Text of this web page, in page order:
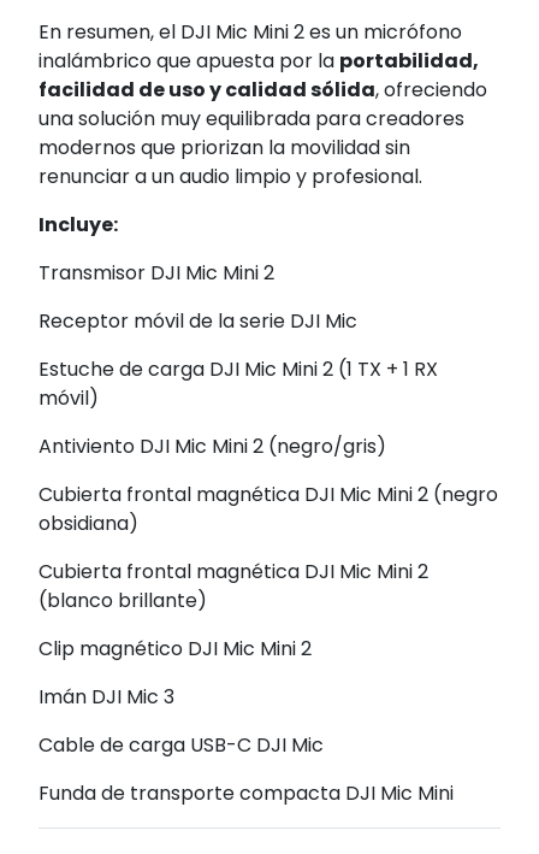
En resumen, el DJI Mic Mini 2 es un micrófono
inalámbrico que apuesta por la portabilidad,
facilidad de uso y calidad sólida, ofreciendo
una solución muy equilibrada para creadores
modernos que priorizan la movilidad sin
renunciar a un audio limpio y profesional.
Incluye:
Transmisor DJI Mic Mini 2
Receptor móvil de la serie DJI Mic
Estuche de carga DJI Mic Mini 2 (1 TX + 1 RX
móvil)
Antiviento DJI Mic Mini 2 (negro/gris)
Cubierta frontal magnética DJI Mic Mini 2 (negro
obsidiana)
Cubierta frontal magnética DJI Mic Mini 2
(blanco brillante)
Clip magnético DJI Mic Mini 2
Imán DJI Mic 3
Cable de carga USB-C DJI Mic
Funda de transporte compacta DJI Mic Mini